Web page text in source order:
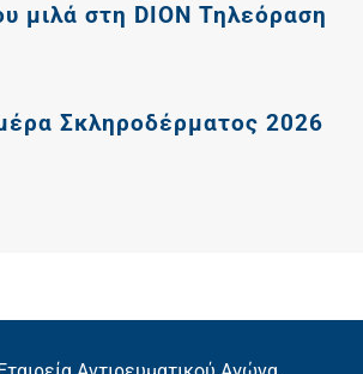
μιλά στη DION Τηλεόραση
Σκληροδέρματος 2026